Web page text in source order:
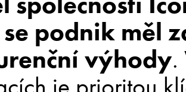
podnik měl
výhody.